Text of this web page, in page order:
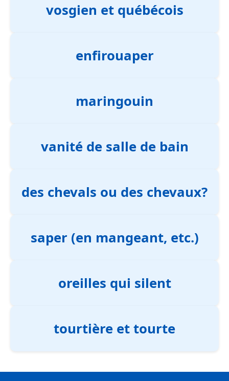
vosgien et québécois
enfirouaper
maringouin
vanité de salle de bain
des chevals ou des chevaux?
saper (en mangeant, etc.)
oreilles qui silent
tourtière et tourte